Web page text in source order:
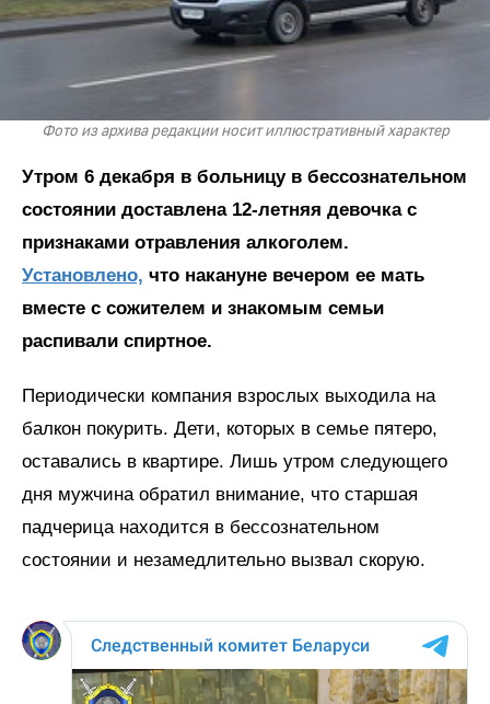
Фото из архива редакции носит иллюстративный характер
Утром 6 декабря в больницу в бессознательном
состоянии доставлена 12-летняя девочка с
признаками отравления алкоголем.
Установлено, что накануне вечером ее мать
вместе с сожителем и знакомым семьи
распивали спиртное.
Периодически компания взрослых выходила на
балкон покурить. Дети, которых в семье пятеро,
оставались в квартире. Лишь утром следующего
дня мужчина обратил внимание, что старшая
падчерица находится в бессознательном
состоянии и незамедлительно вызвал скорую.